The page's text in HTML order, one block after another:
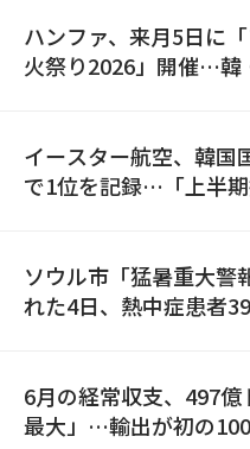
ハンファ、来月5日に
火祭り2026」開催…韓
イースター航空、韓国
で1位を記録…「上半期
ソウル市「猛暑重大警
れた4日、熱中症患者
6月の経常収支、497
最大」…輸出が初の